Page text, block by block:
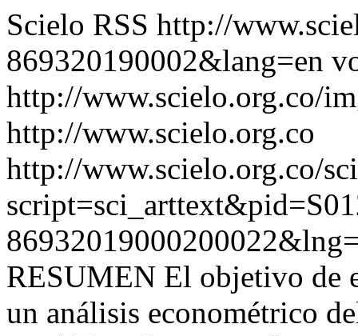
Scielo RSS http://
869320190002&lang=en
http://www.scielo.org.co/
http://www.scielo.org.co
http://www.scielo.org.co/
RESUMEN El objetivo de
un análisis econométrico